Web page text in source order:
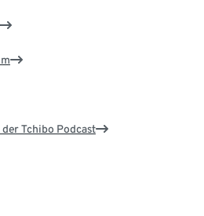
der Tchibo Podcast